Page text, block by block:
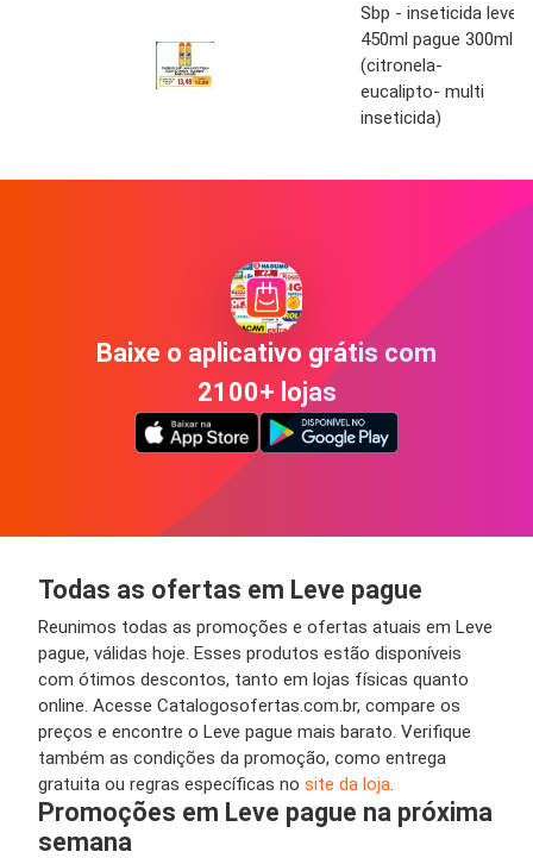
Sbp - inseticida leve
450ml pague 300ml
(citronela-
eucalipto- multi
inseticida)
Baixe o aplicativo grátis com
2100+ lojas
Todas as ofertas em Leve pague
Reunimos todas as promoções e ofertas atuais em Leve
pague, válidas hoje. Esses produtos estão disponíveis
com ótimos descontos, tanto em lojas físicas quanto
online. Acesse Catalogosofertas.com.br, compare os
preços e encontre o Leve pague mais barato. Verifique
também as condições da promoção, como entrega
gratuita ou regras específicas no site da loja
Promoções em Leve pague na próxima
semana